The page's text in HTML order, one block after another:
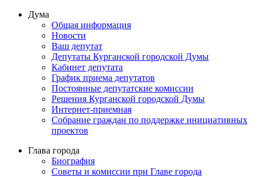
Дума
Общая информация
Новости
Ваш депутат
Депутаты Курганской городской Думы
Кабинет депутата
График приема депутатов
Постоянные депутатские комиссии
Решения Курганской городской Думы
Интернет-приемная
Собрание граждан по поддержке инициативных
проектов
Глава города
Биография
Советы и комиссии при Главе города